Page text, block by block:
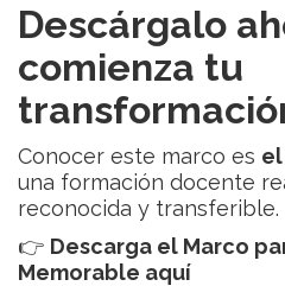
Descárgalo
comienza tu
Conocer este marco es
una formación docente
reconocida y transferible.
👉 Descarga el Marco
Memorable aquí